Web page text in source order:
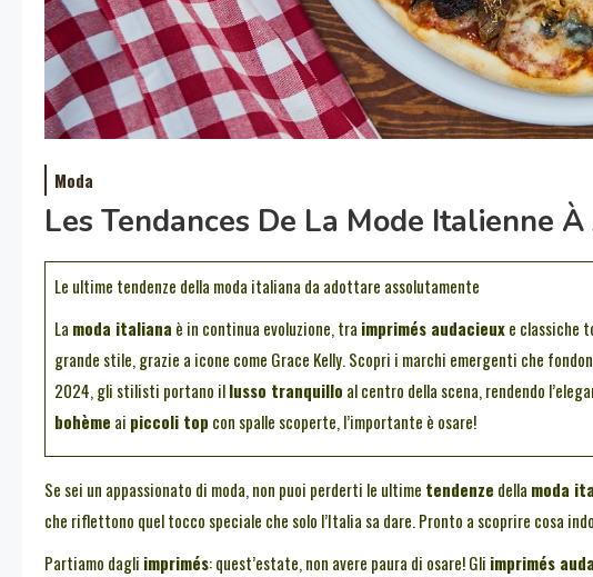
Moda
Les Tendances De La Mode Italienne
Le ultime tendenze della moda italiana da adottare assolutamente
La moda italiana è in continua evoluzione, tra imprimés audacieuxe classiche
grande stile, grazie a icone come Grace Kelly. Scopri i marchi emergenti che
2024, gli stilisti portano illusso tranquillo al centro della scena, rendendo
bohème ai piccoli top con spalle scoperte, l’importante è osare!
Se sei un appassionato di moda, non puoi perderti le ultime tendenze della moda
che riflettono quel tocco speciale che solo l’Italia sa dare. Pronto a scoprire cosa
Partiamo dagli imprimés: quest’estate, non avere paura di osare! Gli imprimés